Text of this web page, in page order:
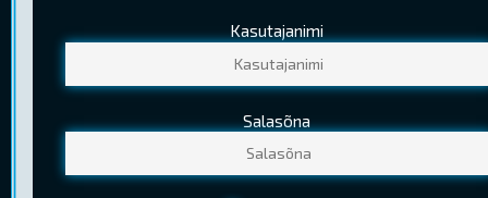
Kasutajanimi
Salasõna
PILETIHINNAD
Tavapilet 10,30 €
Noortepilet 8,00 €